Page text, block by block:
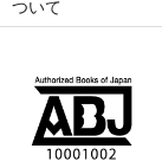
ついて